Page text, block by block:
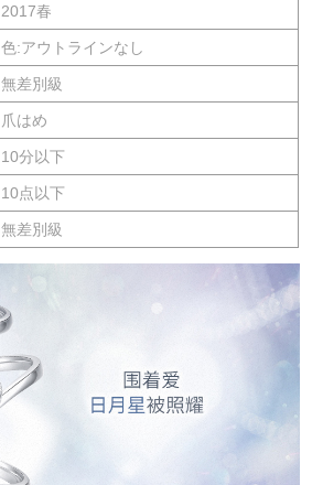
2017春
色:アウトラインなし
無差別級
爪はめ
10分以下
10点以下
無差別級